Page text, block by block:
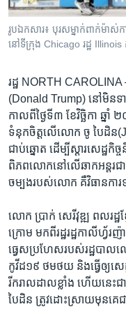
និង​
ទៅ​
ស្វែង​
បណ្តាញ​សង្គម
ភាសា
រូបឯកសារ៖ បុរសម្នាក់ពាក់ម៉ាស់ក
នៅទីក្រុង Chicago រដ្ឋ
រដ្ឋ ​NORTH
(Donald Trump) ​នៅ​មិន​
កាលពី​ថ្ងៃ​ទី៣ ​ខែ​វិច្ឆិកា ​ឆ្នាំ​ ២
ទំនុក​ចិត្ត​លើ​លោក ​ចូ បៃដិន​
ជាប់ឆ្នោត​ ដើម្បី​ស្តារ​សេដ្ឋ
ពិភពលោក​នៅ​លើ​ឆាក​អន្តរជ
ចម្បង​របស់​លោក ​គឺ​វិធានការ​
លោក​ ប្រាក់ សេរីវុឌ្ឍ​ ពលរដ្ឋ​ខ្
ក្រោម​ មកពី​រដ្ឋ​រដ្ឋ​កាលីហ្វ័រ
ធ្វេស​ប្រហែស​របស់​រដ្ឋបាល​
កូវីដ១៩​ ថមថយ​ និង​ធ្វើ​ឲ្យ​សេ
រីក​រាលដាល​ខ្លាំង​ ហើយ​នេ
បៃដិន ​ត្រូវ​ដោះស្រាយ​មុនគ